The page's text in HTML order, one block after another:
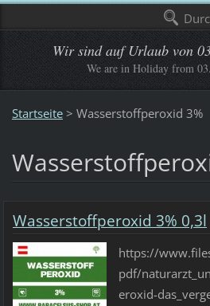
Wir sind auf Urlaub von
We are in Holiday from
Startseite > Wasserstoffperoxid 3%
Wasserstoffperoxid 3% 0,3l
https://
pdf/
eroxid-